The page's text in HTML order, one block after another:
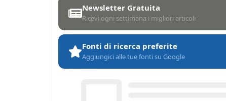
Newsletter Gratuita
Ricevi ogni settimana i migliori articoli
Fonti di ricerca preferite
Aggiungici alle tue fonti su Google